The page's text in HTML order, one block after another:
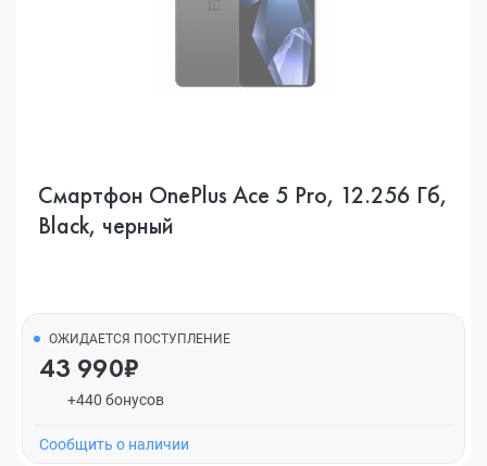
Смартфон OnePlus Ace 5 Pro, 12.256 Гб,
Black, черный
ОЖИДАЕТСЯ ПОСТУПЛЕНИЕ
43 990₽
+440 бонусов
Cообщить о наличии